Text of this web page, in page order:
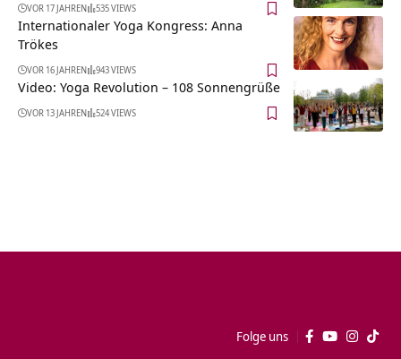
VOR 17 JAHREN 535 VIEWS
Internationaler Yoga Kongress: Anna
Trökes
VOR 16 JAHREN 943 VIEWS
Video: Yoga Revolution – 108 Sonnengrüße
VOR 13 JAHREN 524 VIEWS
Folge uns